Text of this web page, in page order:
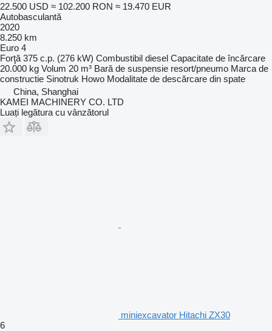
22.500 USD ≈ 102.200 RON ≈ 19.470 EUR
Autobasculantă
2020
8.250 km
Euro 4
Forţă 375 c.p. (276 kW) Combustibil diesel Capacitate de încărcare
20.000 kg Volum 20 m³ Bară de suspensie resort/pneumo Marca de
constructie Sinotruk Howo Modalitate de descărcare din spate
China, Shanghai
KAMEI MACHINERY CO. LTD
Luați legătura cu vânzătorul
miniexcavator Hitachi ZX30
6